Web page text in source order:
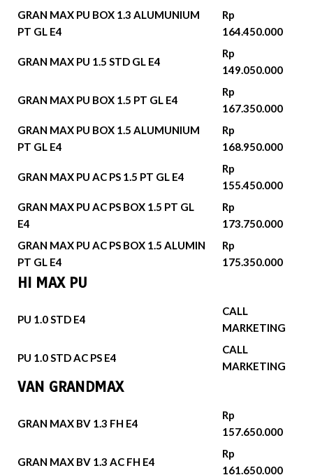
GRAN MAX PU BOX 1.3 ALUMUNIUM
PT GL E4
Rp
164.450.000
GRAN MAX PU 1.5 STD GL E4
Rp
149.050.000
GRAN MAX PU BOX 1.5 PT GL E4
Rp
167.350.000
GRAN MAX PU BOX 1.5 ALUMUNIUM
PT GL E4
Rp
168.950.000
GRAN MAX PU AC PS 1.5 PT GL E4
Rp
155.450.000
GRAN MAX PU AC PS BOX 1.5 PT GL
E4
Rp
173.750.000
GRAN MAX PU AC PS BOX 1.5 ALUMIN
PT GL E4
Rp
175.350.000
HI MAX PU
PU 1.0 STD E4
CALL
MARKETING
PU 1.0 STD AC PS E4
CALL
MARKETING
VAN GRANDMAX
GRAN MAX BV 1.3 FH E4
Rp
157.650.000
GRAN MAX BV 1.3 AC FH E4
Rp
161.650.000